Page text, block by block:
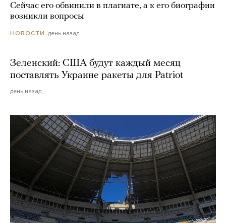
Сейчас его обвинили в плагиате, а к его биографии
возникли вопросы
НОВОСТИ день назад
Зеленский: США будут каждый месяц
поставлять Украине ракеты для Patriot
день назад